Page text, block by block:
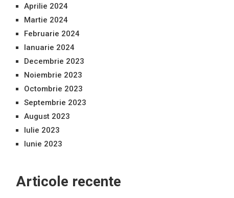
Aprilie 2024
Martie 2024
Februarie 2024
Ianuarie 2024
Decembrie 2023
Noiembrie 2023
Octombrie 2023
Septembrie 2023
August 2023
Iulie 2023
Iunie 2023
Articole recente